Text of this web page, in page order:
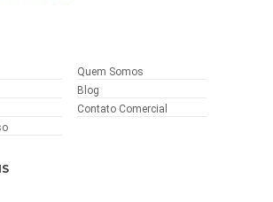
Quem Somos
Blog
Contato Comercial